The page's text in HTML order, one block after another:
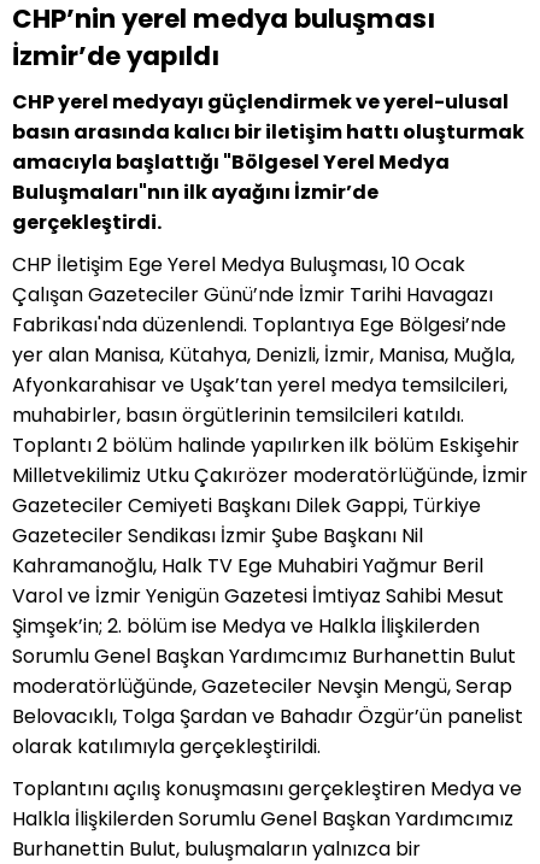
CHP’nin yerel medya buluşması
İzmir’de yapıldı
CHP yerel medyayı güçlendirmek ve yerel-ulusal
basın arasında kalıcı bir iletişim hattı oluşturmak
amacıyla başlattığı "Bölgesel Yerel Medya
Buluşmaları"nın ilk ayağını İzmir’de
gerçekleştirdi.
CHP İletişim Ege Yerel Medya Buluşması, 10 Ocak
Çalışan Gazeteciler Günü’nde İzmir Tarihi Havagazı
Fabrikası'nda düzenlendi. Toplantıya Ege Bölgesi’nde
yer alan Manisa, Kütahya, Denizli, İzmir, Manisa, Muğla,
Afyonkarahisar ve Uşak’tan yerel medya temsilcileri,
muhabirler, basın örgütlerinin temsilcileri katıldı.
Toplantı 2 bölüm halinde yapılırken ilk bölüm Eskişehir
Milletvekilimiz Utku Çakırözer moderatörlüğünde, İzmir
Gazeteciler Cemiyeti Başkanı Dilek Gappi, Türkiye
Gazeteciler Sendikası İzmir Şube Başkanı Nil
Kahramanoğlu, Halk TV Ege Muhabiri Yağmur Beril
Varol ve İzmir Yenigün Gazetesi İmtiyaz Sahibi Mesut
Şimşek’in; 2. bölüm ise Medya ve Halkla İlişkilerden
Sorumlu Genel Başkan Yardımcımız Burhanettin Bulut
moderatörlüğünde, Gazeteciler Nevşin Mengü, Serap
Belovacıklı, Tolga Şardan ve Bahadır Özgür’ün panelist
olarak katılımıyla gerçekleştirildi.
Toplantını açılış konuşmasını gerçekleştiren Medya ve
Halkla İlişkilerden Sorumlu Genel Başkan Yardımcımız
Burhanettin Bulut, buluşmaların yalnızca bir